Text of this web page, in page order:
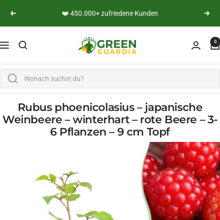
Previous
👨‍🔬 Persönliche Expertenberatung Next
Navigation
Green Guardia - Ihr Experte für Schädlinge und 0
Rubus phoenicolasius – japanische
Weinbeere – winterhart – rote Beere – 3-
6 Pflanzen – 9 cm Topf